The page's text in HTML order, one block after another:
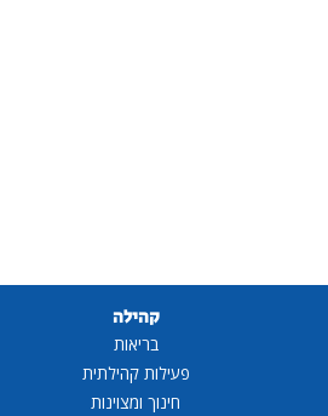
קהילה
בריאות
פעילות קהילתית
חינוך ומצוינות